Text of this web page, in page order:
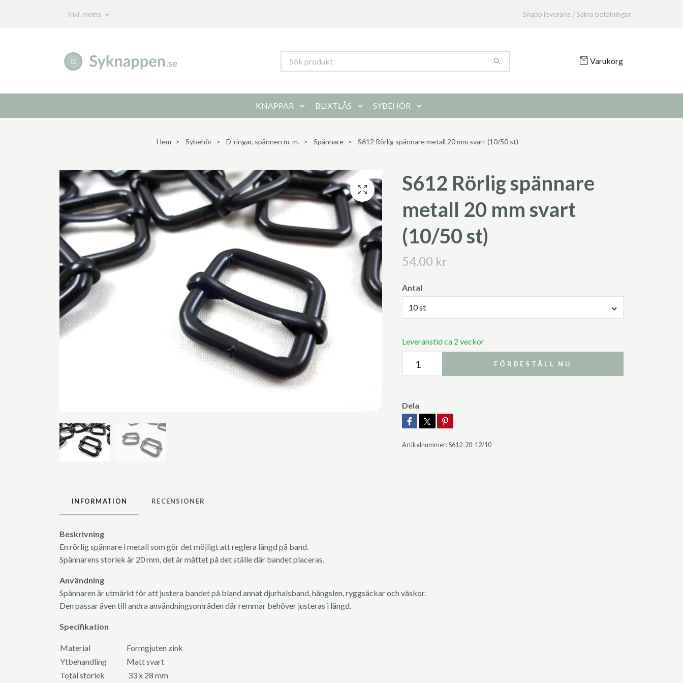
Inkl. moms Snabb leverans / Säkra betalningar
Varukorg
KNAPPAR BLIXTLÅS SYBEHÖR
Hem Sybehör D-ringar, spännen m. m. Spännare S612 Rörlig spännare metall 20 mm svart (10/50 st)
S612 Rörlig spännare
metall 20 mm svart
(10/50 st)
54.00 kr
Antal
10 st
Leveranstid ca 2 veckor
FÖRBESTÄLL NU
Dela
Artikelnummer:S612-20-12/10
INFORMATION RECENSIONER
Beskrivning
En rörlig spännare i metall som gör det möjligt att reglera längd på band.
Spännarens storlek är 20 mm, det är måttet på det ställe där bandet placeras.
Användning
Spännaren är utmärkt för att justera bandet på bland annat djurhalsband, hängslen, ryggsäckar och väskor.
Den passar även till andra användningsområden där remmar behöver justeras i längd.
Specifikation
Material
Formgjuten zink
Ytbehandling
Matt svart
Total storlek
33 x 28 mm